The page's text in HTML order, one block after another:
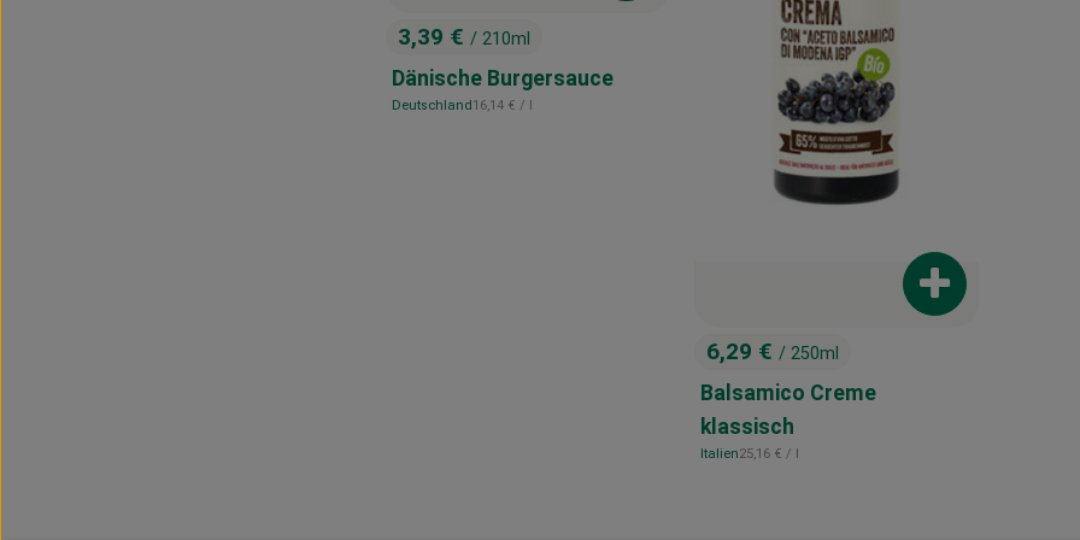
, Preis:
3,39 € / 210ml
Dänische Burgersauce
, Herkunft:
Deutschland , Referenzpreis:
16,14 € / l
, Preis:
6,29 € / 250ml
Balsamico Creme
klassisch
, Herkunft:
Italien, Referenzpreis:
25,16 € / l
Produkt zum